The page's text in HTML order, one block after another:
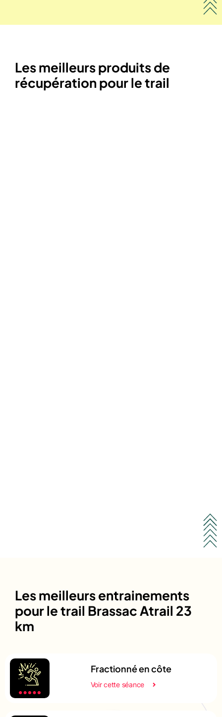
Les meilleurs produits de
récupération pour le trail
Les meilleurs entrainements
pour le trail Brassac Atrail 23
km
Fractionné en côte
Voir cette séance